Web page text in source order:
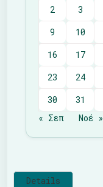
2
3
9
10
16
17
23
24
30
31
« Σεπ
Νοέ »
Details